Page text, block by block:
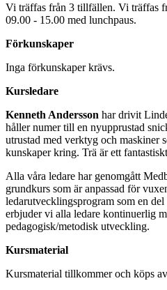
Vi träffas från 3 tillfällen. Vi träffas
09.00 - 15.00 med lunchpaus.
Förkunskaper
Inga förkunskaper krävs.
Kursledare
Kenneth Andersson har drivit
håller numer till en nyupprustad
utrustad med verktyg och maskiner
kunskaper kring. Trä är ett
Alla våra ledare har genomgått
grundkurs som är anpassad för
ledarutvecklingsprogram som en
erbjuder vi alla ledare kontinuerlig
pedagogisk/metodisk utveckling.
Kursmaterial
Kursmaterial tillkommer och köps